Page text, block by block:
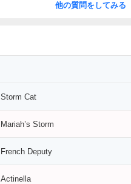
他の質問をしてみる
Storm Cat
Mariah’s Storm
French Deputy
Actinella